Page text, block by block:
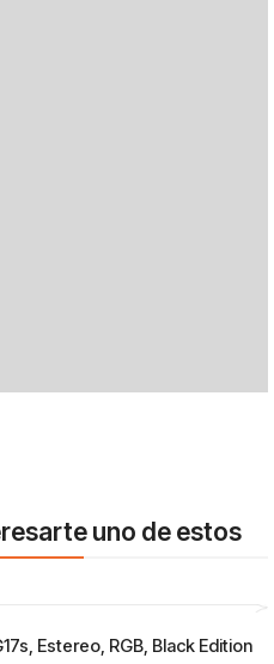
uno de estos
Estereo, RGB, Black Edition